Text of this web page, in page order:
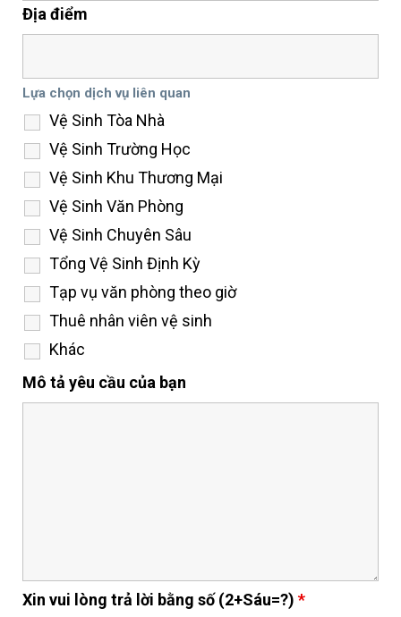
Địa điểm
Lựa chọn dịch vụ liên quan
Vệ Sinh Tòa Nhà
Vệ Sinh Trường Học
Vệ Sinh Khu Thương Mại
Vệ Sinh Văn Phòng
Vệ Sinh Chuyên Sâu
Tổng Vệ Sinh Định Kỳ
Tạp vụ văn phòng theo giờ
Thuê nhân viên vệ sinh
Khác
Mô tả yêu cầu của bạn
Xin vui lòng trả lời bằng số (2+Sáu=?) *